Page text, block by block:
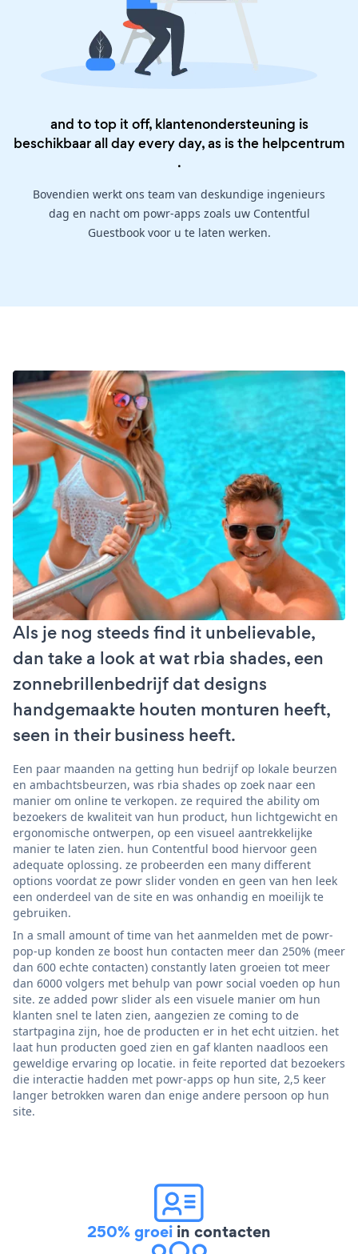
and to top it off, klantenondersteuning is
beschikbaar all day every day, as is the helpcentrum
.
Bovendien werkt ons team van deskundige ingenieurs
dag en nacht om powr-apps zoals uw Contentful
Guestbook voor u te laten werken.
Als je nog steeds find it unbelievable,
dan take a look at wat rbia shades, een
zonnebrillenbedrijf dat designs
handgemaakte houten monturen heeft,
seen in their business heeft.
Een paar maanden na getting hun bedrijf op lokale beurzen
en ambachtsbeurzen, was rbia shades op zoek naar een
manier om online te verkopen. ze required the ability om
bezoekers de kwaliteit van hun product, hun lichtgewicht en
ergonomische ontwerpen, op een visueel aantrekkelijke
manier te laten zien. hun Contentful bood hiervoor geen
adequate oplossing. ze probeerden een many different
options voordat ze powr slider vonden en geen van hen leek
een onderdeel van de site en was onhandig en moeilijk te
gebruiken.
In a small amount of time van het aanmelden met de powr-
pop-up konden ze boost hun contacten meer dan 250% (meer
dan 600 echte contacten) constantly laten groeien tot meer
dan 6000 volgers met behulp van powr social voeden op hun
site. ze added powr slider als een visuele manier om hun
klanten snel te laten zien, aangezien ze coming to de
startpagina zijn, hoe de producten er in het echt uitzien. het
laat hun producten goed zien en gaf klanten naadloos een
geweldige ervaring op locatie. in feite reported dat bezoekers
die interactie hadden met powr-apps op hun site, 2,5 keer
langer betrokken waren dan enige andere persoon op hun
site.
250% groei in contacten